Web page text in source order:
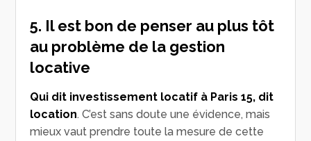
5. Il est bon de penser au plus tôt
au problème de la gestion
locative
Qui dit investissement locatif à Paris 15, dit
location. C’est sans doute une évidence, mais
mieux vaut prendre toute la mesure de cette